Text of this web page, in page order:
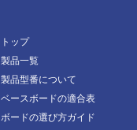
トップ
製品一覧
製品型番について
ベースボードの適合表
ボードの選び方ガイド